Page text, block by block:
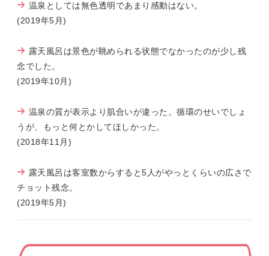
温泉としては無色透明であまり感動はない。
(2019年5月)
露天風呂は景色が眺められる状態でなかったのが少し残
念でした。
(2019年10月)
温泉の質が表示より肌合いが違った。循環のせいでしょ
うが、もっと何とかしてほしかった。
(2018年11月)
露天風呂は客室数からすると5人がやっとくらいの広さで
チョット残念。
(2019年5月)